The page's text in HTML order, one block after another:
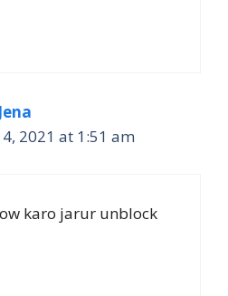
2021 at 1:51 am
karo jarur unblock